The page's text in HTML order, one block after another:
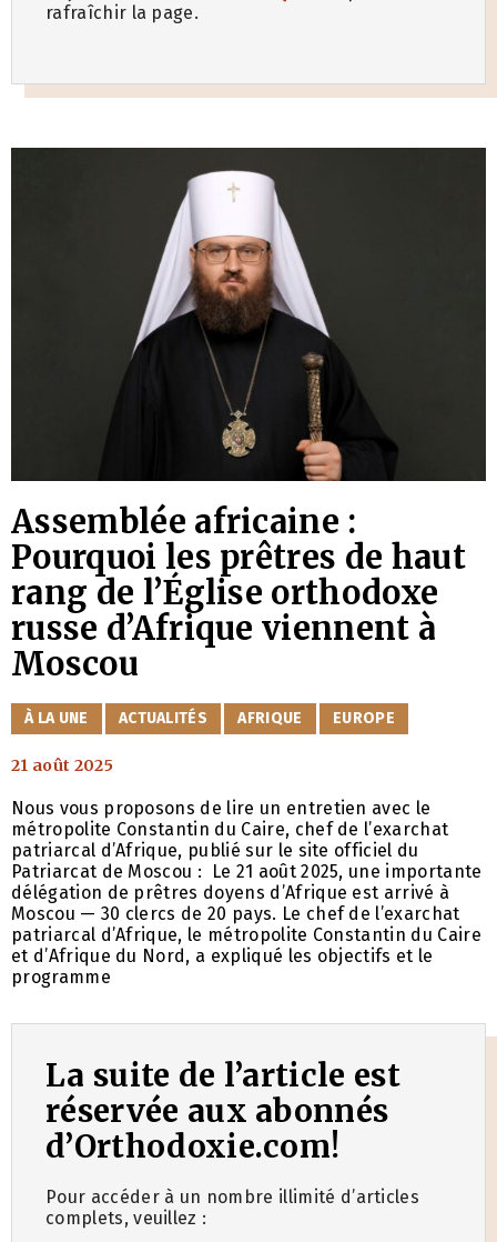
rafraîchir la page.
Assemblée africaine :
Pourquoi les prêtres de haut
rang de l’Église orthodoxe
russe d’Afrique viennent à
Moscou
CATÉGORIES
À LA UNE ACTUALITÉS AFRIQUE EUROPE
21 août 2025
Nous vous proposons de lire un entretien avec le
métropolite Constantin du Caire, chef de l’exarchat
patriarcal d’Afrique, publié sur le site officiel du
Patriarcat de Moscou : Le 21 août 2025, une importante
délégation de prêtres doyens d’Afrique est arrivé à
Moscou — 30 clercs de 20 pays. Le chef de l’exarchat
patriarcal d’Afrique, le métropolite Constantin du Caire
et d’Afrique du Nord, a expliqué les objectifs et le
programme
La suite de l’article est
réservée aux abonnés
d’Orthodoxie.com!
Pour accéder à un nombre illimité d’articles
complets, veuillez :